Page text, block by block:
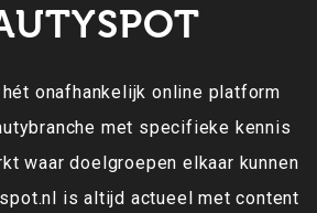
onafhankelijk online platform
met specifieke kennis
waar doelgroepen elkaar kunnen
is altijd actueel met content